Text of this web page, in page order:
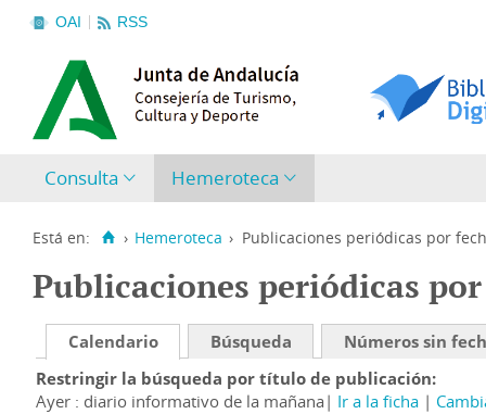
OAI RSS
Consulta Hemeroteca
Está en: › Hemeroteca › Publicaciones periódicas por
Publicaciones periódicas
Calendario Búsqueda
Números sin
Restringir la búsqueda por título de publicación
Ayer : diario informativo de la mañana
Ir a la ficha